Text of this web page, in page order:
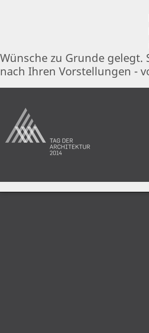
Wünsche zu Grunde
nach Ihren Vorstellungen -